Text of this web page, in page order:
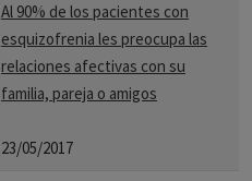
Al 90% de los pacientes con
esquizofrenia les preocupa las
relaciones afectivas con su
familia, pareja o amigos
23/05/2017